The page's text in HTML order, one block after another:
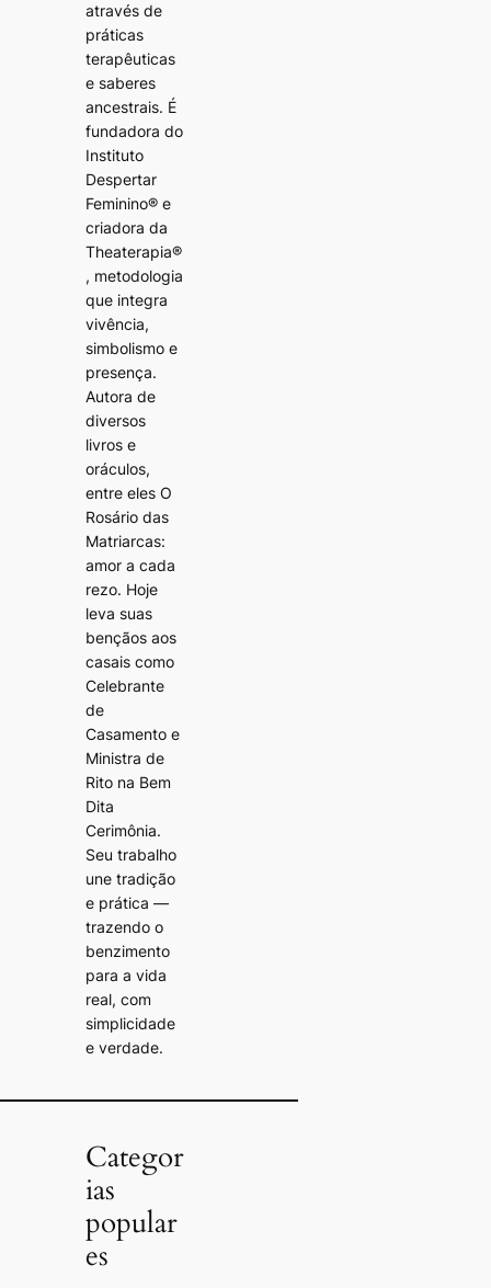
através de
práticas
terapêuticas
e saberes
ancestrais. É
fundadora do
Instituto
Despertar
Feminino® e
criadora da
Theaterapia®
, metodologia
que integra
vivência,
simbolismo e
presença.
Autora de
diversos
livros e
oráculos,
entre eles O
Rosário das
Matriarcas:
amor a cada
rezo. Hoje
leva suas
bençãos aos
casais como
Celebrante
de
Casamento e
Ministra de
Rito na Bem
Dita
Cerimônia.
Seu trabalho
une tradição
e prática —
trazendo o
benzimento
para a vida
real, com
simplicidade
e verdade.
Categor
ias
popular
es